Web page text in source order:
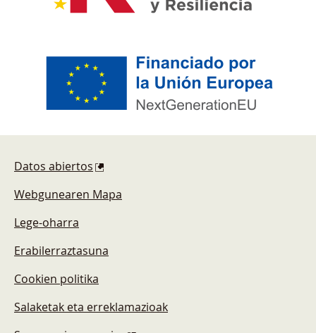
Datos abiertos
Webgunearen Mapa
Lege-oharra
Erabilerraztasuna
Cookien politika
Salaketak eta erreklamazioak